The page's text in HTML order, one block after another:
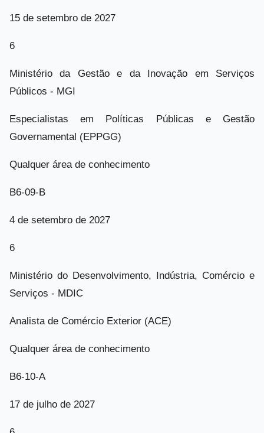
15 de setembro de 2027
6
Ministério da Gestão e da Inovação em Serviços
Públicos - MGI
Especialistas em Políticas Públicas e Gestão
Governamental (EPPGG)
Qualquer área de conhecimento
B6-09-B
4 de setembro de 2027
6
Ministério do Desenvolvimento, Indústria, Comércio e
Serviços - MDIC
Analista de Comércio Exterior (ACE)
Qualquer área de conhecimento
B6-10-A
17 de julho de 2027